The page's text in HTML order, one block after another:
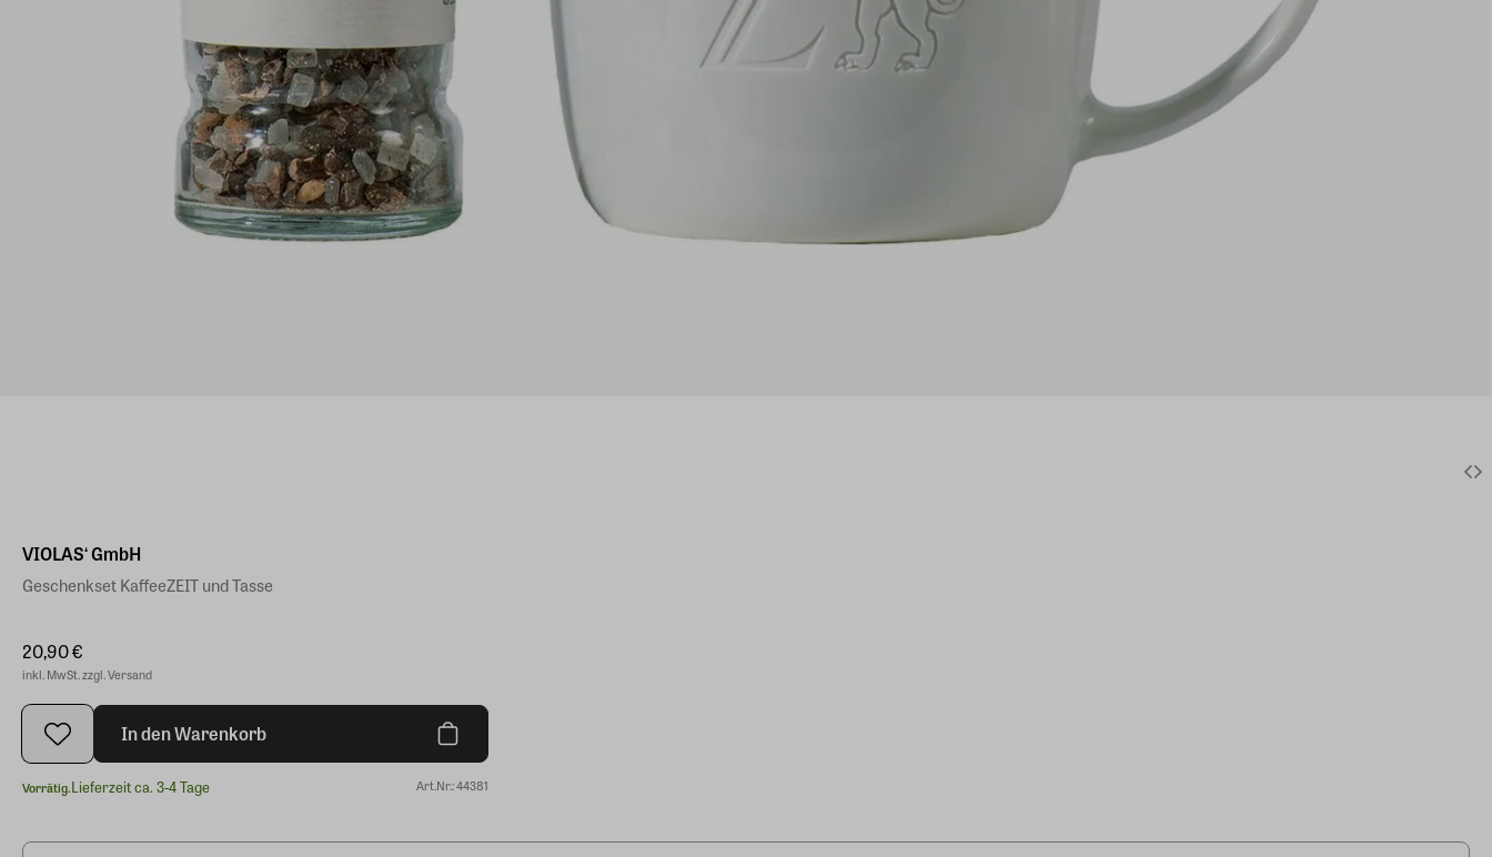
VIOLAS‘ GmbH
Geschenkset KaffeeZEIT und Tasse
20,90 €
inkl. MwSt. zzgl. Versand
In den Warenkorb
Vorrätig.Lieferzeit ca. 3-4 Tage Art.Nr.: 44381